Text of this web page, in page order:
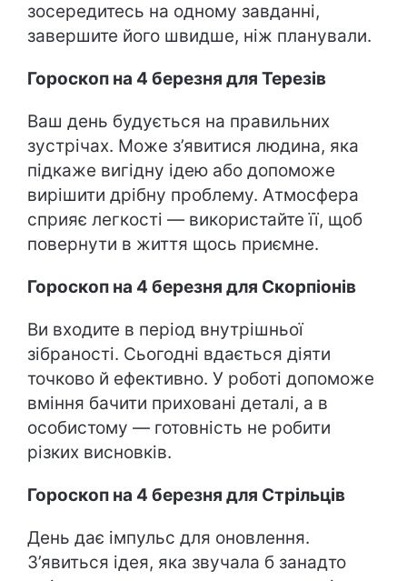
зосередитесь на одному завданні,
завершите його швидше, ніж планували.
Гороскоп на 4 березня для Терезів
Ваш день будується на правильних
зустрічах. Може з’явитися людина, яка
підкаже вигідну ідею або допоможе
вирішити дрібну проблему. Атмосфера
сприяє легкості — використайте її, щоб
повернути в життя щось приємне.
Гороскоп на 4 березня для Скорпіонів
Ви входите в період внутрішньої
зібраності. Сьогодні вдається діяти
точково й ефективно. У роботі допоможе
вміння бачити приховані деталі, а в
особистому — готовність не робити
різких висновків.
Гороскоп на 4 березня для Стрільців
День дає імпульс для оновлення.
З’явиться ідея, яка звучала б занадто